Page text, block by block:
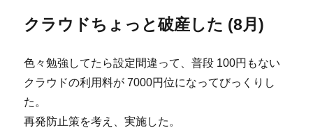
クラウドちょっと破産した (8月)
色々勉強してたら設定間違って、普段 100円もない
クラウドの利用料が 7000円位になってびっくりし
た。
再発防止策を考え、実施した。